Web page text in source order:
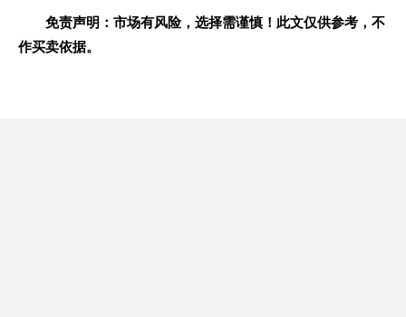
免责声明：市场有风险，选择需谨慎！此文仅供参考，不
作买卖依据。